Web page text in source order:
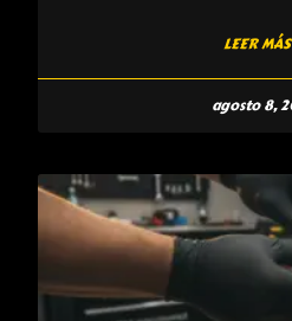
LEER
agosto 8,